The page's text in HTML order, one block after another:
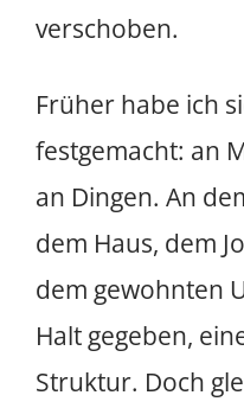
verschoben.
Früher habe ich
festgemacht: an
an Dingen. An
dem Haus, dem
dem gewohnten
Halt gegeben,
Struktur. Doch